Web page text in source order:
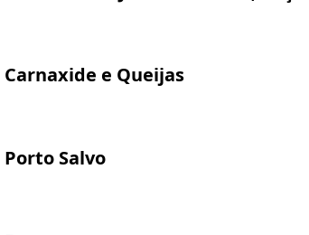
Carnaxide e Queijas
Porto Salvo